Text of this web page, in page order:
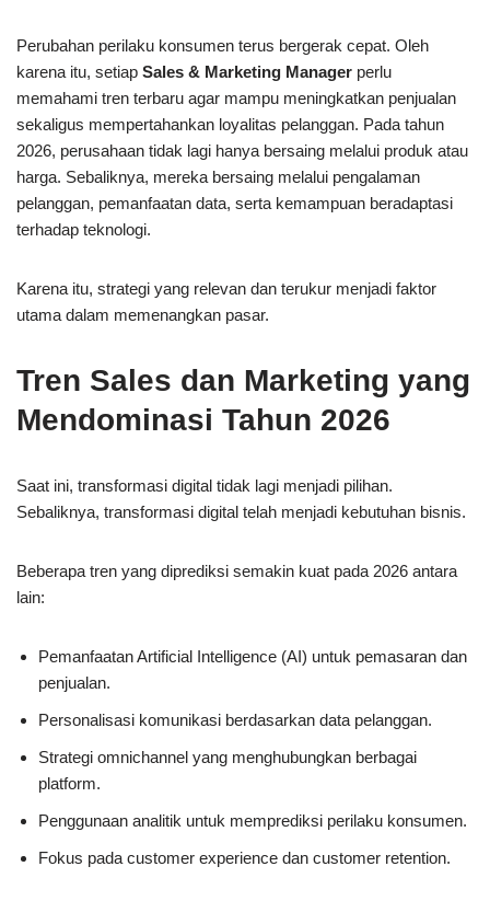
Perubahan perilaku konsumen terus bergerak cepat. Oleh
karena itu, setiap Sales & Marketing Manager perlu
memahami tren terbaru agar mampu meningkatkan penjualan
sekaligus mempertahankan loyalitas pelanggan. Pada tahun
2026, perusahaan tidak lagi hanya bersaing melalui produk atau
harga. Sebaliknya, mereka bersaing melalui pengalaman
pelanggan, pemanfaatan data, serta kemampuan beradaptasi
terhadap teknologi.
Karena itu, strategi yang relevan dan terukur menjadi faktor
utama dalam memenangkan pasar.
Tren Sales dan Marketing yang
Mendominasi Tahun 2026
Saat ini, transformasi digital tidak lagi menjadi pilihan.
Sebaliknya, transformasi digital telah menjadi kebutuhan bisnis.
Beberapa tren yang diprediksi semakin kuat pada 2026 antara
lain:
Pemanfaatan Artificial Intelligence (AI) untuk pemasaran dan
penjualan.
Personalisasi komunikasi berdasarkan data pelanggan.
Strategi omnichannel yang menghubungkan berbagai
platform.
Penggunaan analitik untuk memprediksi perilaku konsumen.
Fokus pada customer experience dan customer retention.